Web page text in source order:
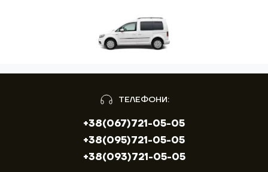
ТЕЛЕФОНИ:
+38(067)721-05-05
+38(095)721-05-05
+38(093)721-05-05